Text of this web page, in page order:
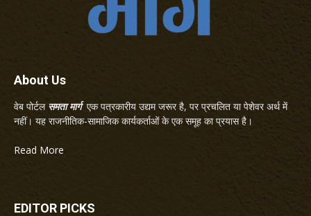
About Us
वेब पोर्टल समता मार्गएक पत्रकारीय उद्यम जरूर है, पर प्रचलित या पेशेवर अर्थ में
नहीं। यह राजनीतिक-सामाजिक कार्यकर्ताओं के एक समूह का प्रयास है।
Read More
EDITOR PICKS